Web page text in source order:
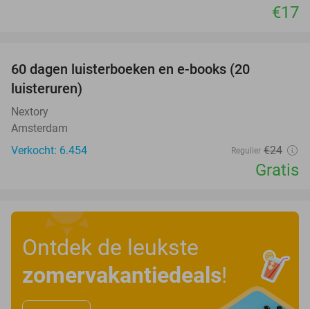
€17
60 dagen luisterboeken en e-books (20
luisteruren)
Nextory
Amsterdam
Verkocht: 6.454
Regulier €24
Gratis
Ontdek de leukste
zomervakantiedeals!